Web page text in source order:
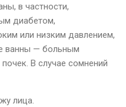
в частности,
диабетом,
или низким давлением,
ванны — больным
В случае сомнений
лица.